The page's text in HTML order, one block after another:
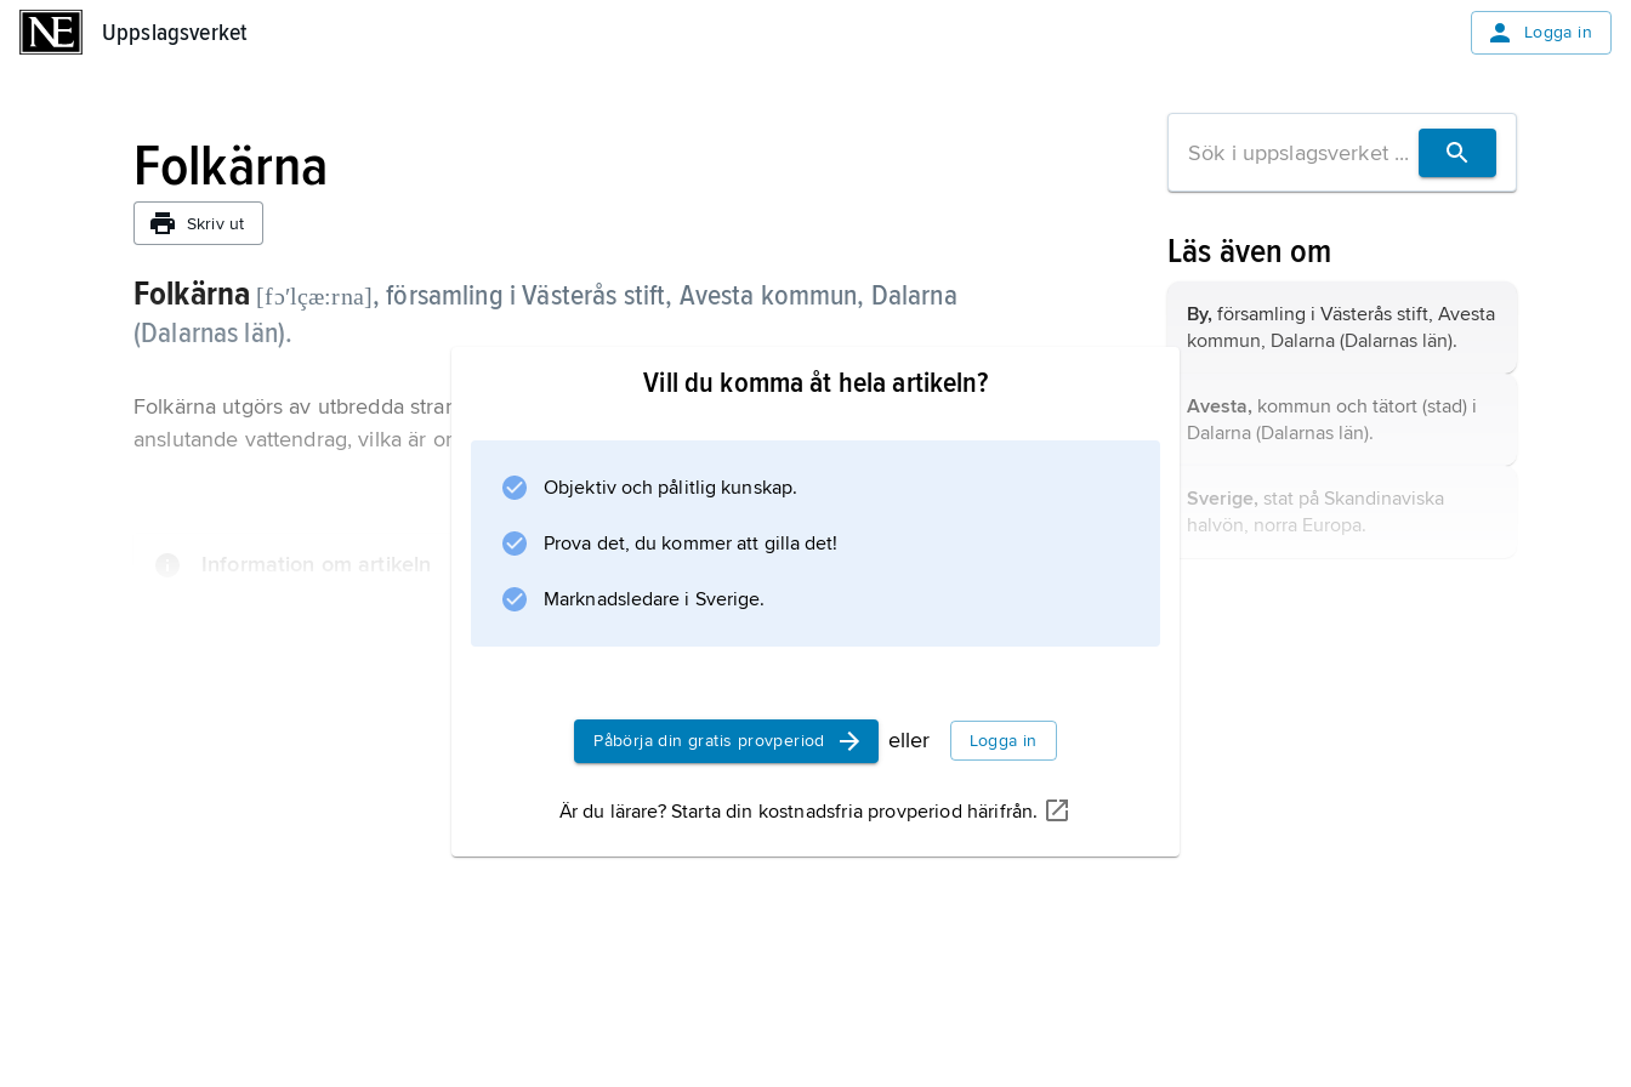
Uppslagsverket Logga in
Folkärna
Skriv ut
Folkärna [fɔʹlçæ:rna],församling i Västerås stift, Avesta kommun, Dalarna
(Dalarnas län).
Folkärna utgörs av utbredda strand- och dalgångsbygder kring nedre Dalälven med
anslutande vattendrag, vilka är omgivna av skogsmarker.
Information om artikeln
Vill du komma åt hela artikeln?
Objektiv och pålitlig kunskap.
Prova det, du kommer att gilla det!
Marknadsledare i Sverige.
Påbörja din gratis provperiod eller Logga in
Är du lärare? Starta din kostnadsfria provperiod härifrån.
Läs även om
By, församling i Västerås stift, Avesta
kommun, Dalarna (Dalarnas län).
Avesta, kommun och tätort (stad) i
Dalarna (Dalarnas län).
Sverige, stat på Skandinaviska
halvön, norra Europa.